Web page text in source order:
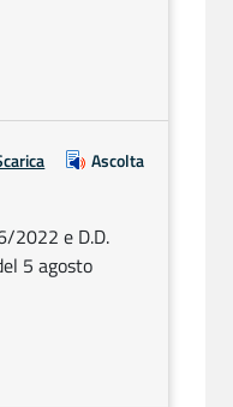
Ascolta
2022 e D.D.
5 agosto